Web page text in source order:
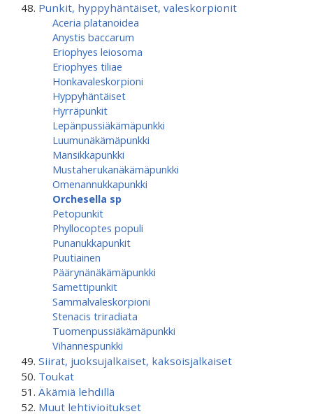
Punkit, hyppyhäntäiset, valeskorpionit
Aceria platanoidea
Anystis baccarum
Eriophyes leiosoma
Eriophyes tiliae
Honkavaleskorpioni
Hyppyhäntäiset
Hyrräpunkit
Lepänpussiäkämäpunkki
Luumunäkämäpunkki
Mansikkapunkki
Mustaherukanäkämäpunkki
Omenannukkapunkki
Orchesella sp
Petopunkit
Phyllocoptes populi
Punanukkapunkit
Puutiainen
Päärynänäkämäpunkki
Samettipunkit
Sammalvaleskorpioni
Stenacis triradiata
Tuomenpussiäkämä­punkki
Vihannespunkki
Siirat, juoksujalkaiset, kaksoisjalkaiset
Toukat
Äkämiä lehdillä
Muut lehtivioitukset